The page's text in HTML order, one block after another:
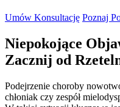
Umów Konsultację Poznaj
Niepokojące
Zacznij od
Podejrzenie choroby
chłoniak czy zespół